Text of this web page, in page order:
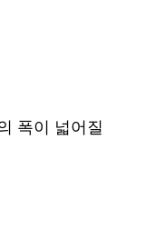
폭이 넓어질